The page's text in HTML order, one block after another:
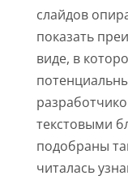
слайдов
показать
виде, в
текстовыми
подобраны
читалась